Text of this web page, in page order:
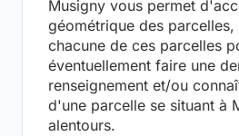
Musigny vous permet
géométrique des
chacune de ces parcelles
éventuellement faire une
renseignement et/ou
d'une parcelle se situant à
alentours.